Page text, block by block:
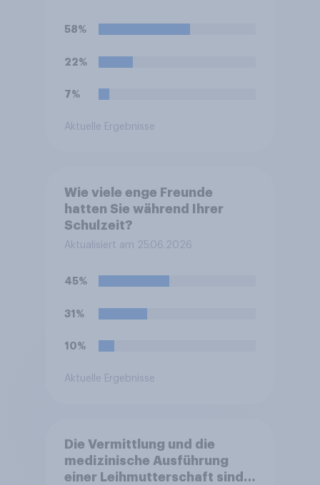
58%
22%
7%
Aktuelle Ergebnisse
Wie viele enge Freunde
hatten Sie während Ihrer
Schulzeit?
Aktualisiert am 25.06.2026
45%
31%
10%
Aktuelle Ergebnisse
Die Vermittlung und die
medizinische Ausführung
einer Leihmutterschaft sind